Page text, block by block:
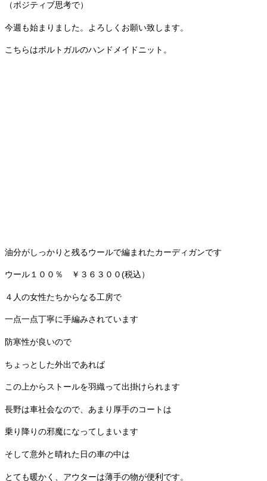
（ポジティブ思考で）
今週も始まりました。よろしくお願い致します。
こちらはポルトガルのハンドメイドニット。
油分がしっかりと残るウールで編まれたカーディガンです
ウール１００％ ￥３６３００(税込）
４人の女性たちからなる工房で
一点一点丁寧に手編みされています
防寒性が良いので
ちょっとした外出であれば
この上からストールを羽織って出掛けられます
長野は車社会なので、あまり厚手のコートは
乗り降りの邪魔になってしまいます
そして意外と晴れた日の車の中は
とても暖かく、アウターは薄手の物が便利です。